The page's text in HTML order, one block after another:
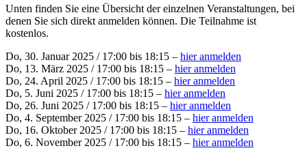
Unten finden Sie eine Übersicht der einzelnen Veranstaltungen, bei
denen Sie sich direkt anmelden können. Die Teilnahme ist
kostenlos.
Do, 30. Januar 2025 / 17:00 bis 18:15 – hier anmelden
Do, 13. März 2025 / 17:00 bis 18:15 – hier anmelden
Do, 24. April 2025 / 17:00 bis 18:15 – hier anmelden
Do, 5. Juni 2025 / 17:00 bis 18:15 – hier anmelden
Do, 26. Juni 2025 / 17:00 bis 18:15 – hier anmelden
Do, 4. September 2025 / 17:00 bis 18:15 – hier anmelden
Do, 16. Oktober 2025 / 17:00 bis 18:15 – hier anmelden
Do, 6. November 2025 / 17:00 bis 18:15 – hier anmelden